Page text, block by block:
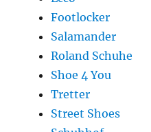
Footlocker
Salamander
Roland Schuhe
Shoe 4 You
Tretter
Street Shoes